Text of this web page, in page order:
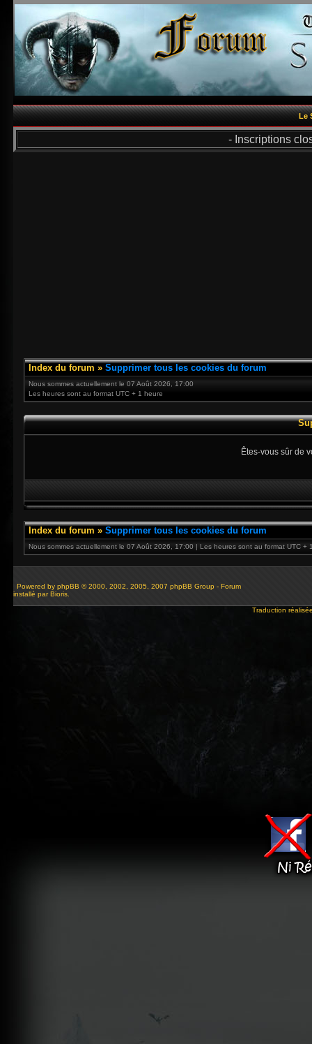
Le
- Inscriptions
Index du forum » Supprimer tous les cookies du forum
Nous sommes actuellement le 07 Août 2026, 17:00
Les heures sont au format UTC + 1 heure
Êtes-vous sûr de
Index du forum » Supprimer tous les cookies du forum
Nous sommes actuellement le 07 Août 2026, 17:00 | Les heures sont au format UTC +
Powered by phpBB © 2000, 2002, 2005, 2007 phpBB Group - Forum
installé par Bioris.
Traduction